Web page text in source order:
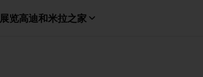
展览高迪和米拉之家